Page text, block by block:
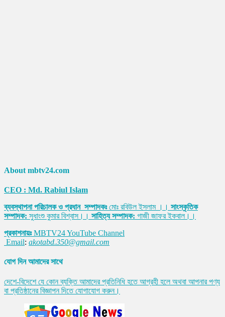
About mbtv24.com
CEO : Md. Rabiul Islam
ব্যবস্থাপনা পরিচালক ও প্রধান সম্পাদকঃমোঃ রবিউল ইসলাম ।। সাংস্কৃতিক
সম্পাদক: সুধাংশু কুমার বিশ্বাস।। সাহিত্য সম্পাদক: গাজী জাফর ইকবাল।।
প্রকাশনায়ঃMBTV24 YouTube Channel
Email: akotabd.350@gmail.com
যোগ দিন আমাদের সাথে
দেশে-বিদেশে যে কোন ব্যক্তি আমাদের প্রতিনিধি হতে আগ্রহী হলে অথবা আপনার পণ্য
বা প্রতিষ্ঠানের বিজ্ঞাপন দিতে যোগাযোগ করুন।